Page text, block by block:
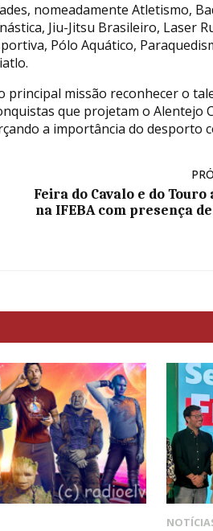
nomeadamente Atletismo,
Jiu-Jitsu Brasileiro, Laser
Pólo Aquático,
missão reconhecer o
que projetam o Alentejo
a importância do desporto
Feira do Cavalo e do
na IFEBA com presença